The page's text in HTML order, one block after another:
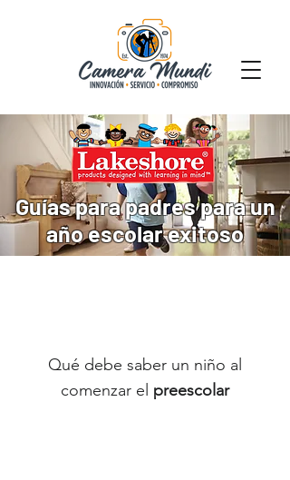
Guías para padres para un
año escolar exitoso
Qué debe saber un niño al
comenzar el preescolar